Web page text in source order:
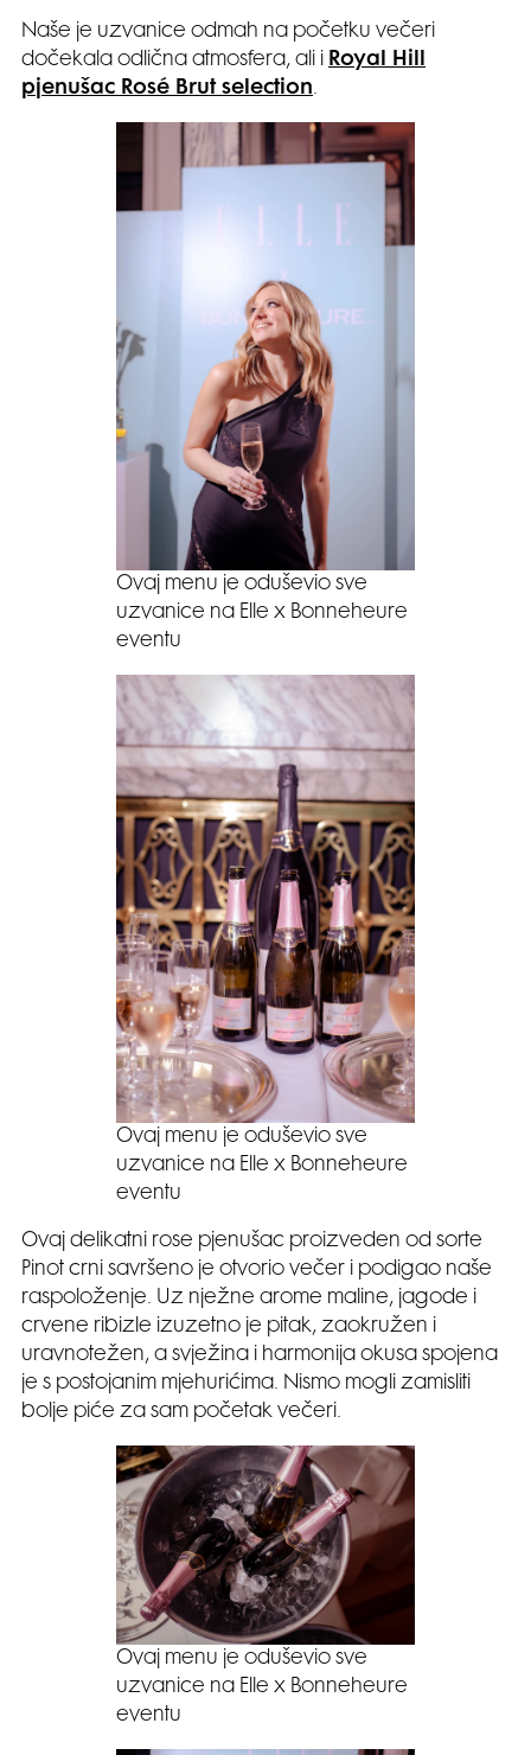
Naše je uzvanice odmah na početku večeri
dočekala odlična atmosfera, ali i
Royal Hill
pjenušac Rosé Brut selection.
Ovaj menu je oduševio sve
uzvanice na Elle x Bonneheure
eventu
Ovaj menu je oduševio sve
uzvanice na Elle x Bonneheure
eventu
Ovaj delikatni rose pjenušac proizveden od sorte
Pinot crni savršeno je otvorio večer i podigao naše
raspoloženje. Uz nježne arome maline, jagode i
crvene ribizle izuzetno je pitak, zaokružen i
uravnotežen, a svježina i harmonija okusa spojena
je s postojanim mjehurićima. Nismo mogli zamisliti
bolje piće za sam početak večeri.
Ovaj menu je oduševio sve
uzvanice na Elle x Bonneheure
eventu